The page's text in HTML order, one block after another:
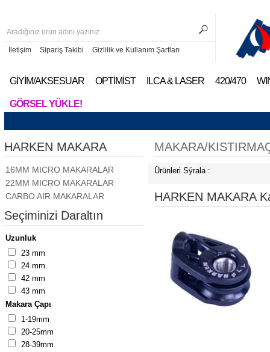
İletişim Sipariş Takibi Gizlilik ve Kullanım Şartları
GİYİM/AKSESUAR OPTİMİST ILCA & LASER 420/470
GÖRSEL YÜKLE!
HARKEN MAKARA
16MM MICRO MAKARALAR
22MM MICRO MAKARALAR
CARBO AIR MAKARALAR
Seçiminizi Daraltın
Uzunluk
23 mm
24 mm
42 mm
43 mm
Makara Çapı
1-19mm
20-25mm
28-39mm
MAKARA/
Ürünleri Sýrala :
HARKEN MAKARA